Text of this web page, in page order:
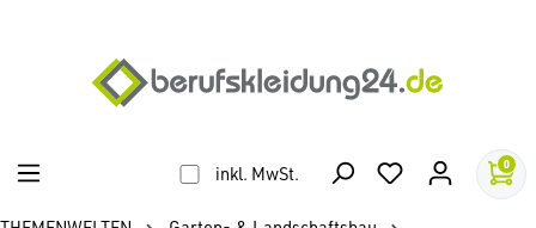
inkl. MwSt. 0